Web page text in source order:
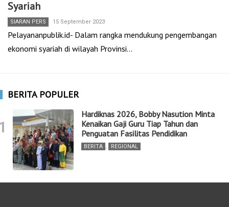
Syariah
SIARAN PERS 15 September 2023
Pelayananpublik.id- Dalam rangka mendukung pengembangan
ekonomi syariah di wilayah Provinsi…
BERITA POPULER
Hardiknas 2026, Bobby Nasution Minta
Kenaikan Gaji Guru Tiap Tahun dan
Penguatan Fasilitas Pendidikan
BERITA , REGIONAL